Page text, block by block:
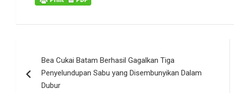
posBea Cukai Batam Berhasil Gagalkan Tiga
Penyelundupan Sabu yang Disembunyikan Dalam
Dubur